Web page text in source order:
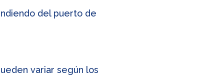
del puerto de
variar según los